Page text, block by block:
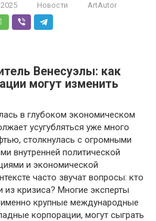
Новости ArtAutor
Венесуэлы: как
могут изменить
в глубоком экономическом
усугубляться уже много
столкнулась с огромными
внутренней политической
и экономической
часто звучат вопросы: кто
кризиса? Многие эксперты
крупные международные
корпорации, могут сыграть